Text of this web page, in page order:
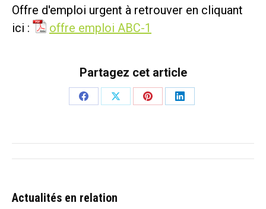
Offre d'emploi urgent à retrouver en cliquant
ici :
offre emploi ABC-1
Partagez cet article
PartagerPartagerPartagerPartager
Actualités en relation